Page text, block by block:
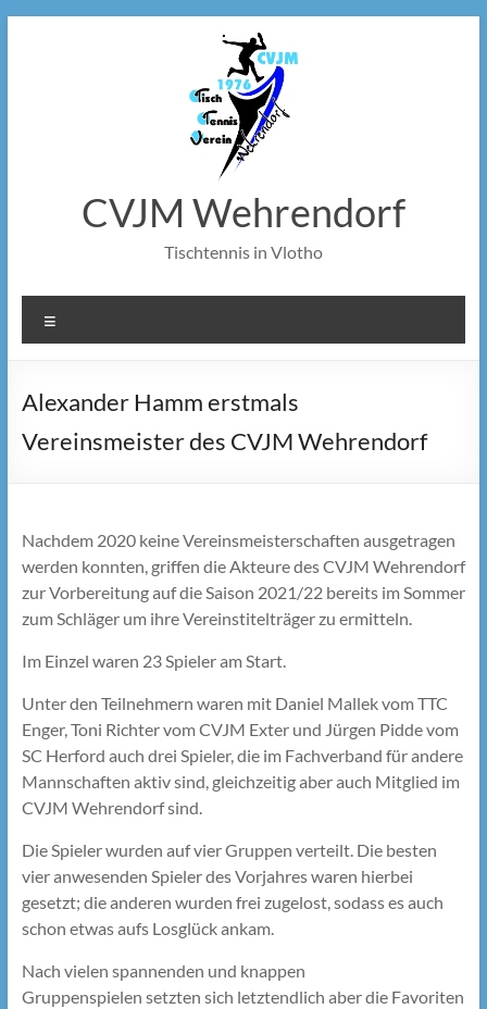
CVJM Wehrendorf
Tischtennis in Vlotho
Alexander Hamm erstmals
Vereinsmeister des CVJM Wehrendorf
Nachdem 2020 keine Vereinsmeisterschaften ausgetragen
werden konnten, griffen die Akteure des CVJM Wehrendorf
zur Vorbereitung auf die Saison 2021/22 bereits im Sommer
zum Schläger um ihre Vereinstitelträger zu ermitteln.
Im Einzel waren 23 Spieler am Start.
Unter den Teilnehmern waren mit Daniel Mallek vom TTC
Enger, Toni Richter vom CVJM Exter und Jürgen Pidde vom
SC Herford auch drei Spieler, die im Fachverband für andere
Mannschaften aktiv sind, gleichzeitig aber auch Mitglied im
CVJM Wehrendorf sind.
Die Spieler wurden auf vier Gruppen verteilt. Die besten
vier anwesenden Spieler des Vorjahres waren hierbei
gesetzt; die anderen wurden frei zugelost, sodass es auch
schon etwas aufs Losglück ankam.
Nach vielen spannenden und knappen
Gruppenspielen setzten sich letztendlich aber die Favoriten